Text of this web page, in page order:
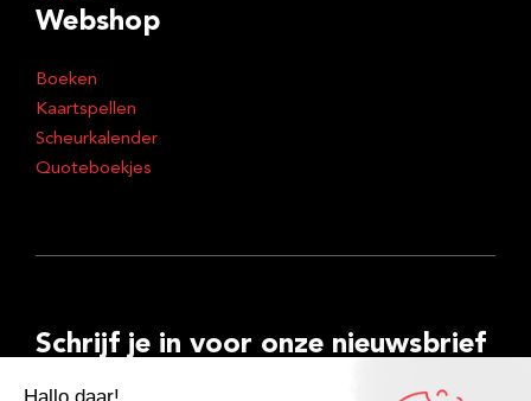
Webshop
Boeken
Kaartspellen
Scheurkalender
Quoteboekjes
Schrijf je in voor onze nieuwsbrief